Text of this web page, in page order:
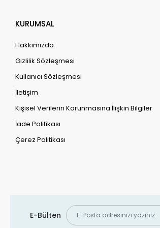
KURUMSAL
Hakkımızda
Gizlilik Sözleşmesi
Kullanıcı Sözleşmesi
İletişim
Kişisel Verilerin Korunmasına İlişkin Bilgiler
İade Politikası
Çerez Politikası
E-Bülten